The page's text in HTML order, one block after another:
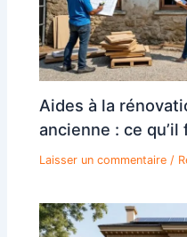
Aides à la
ancienne : ce
Laisser un commentaire /